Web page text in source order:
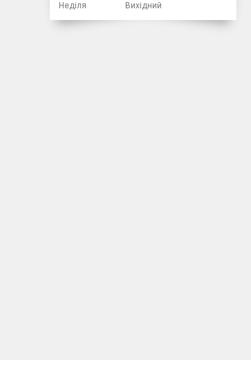
Неділя
Вихідний